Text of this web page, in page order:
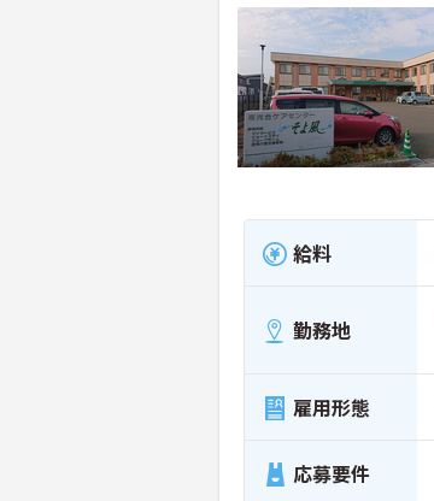
給料
勤務地
雇用形態
応募要件